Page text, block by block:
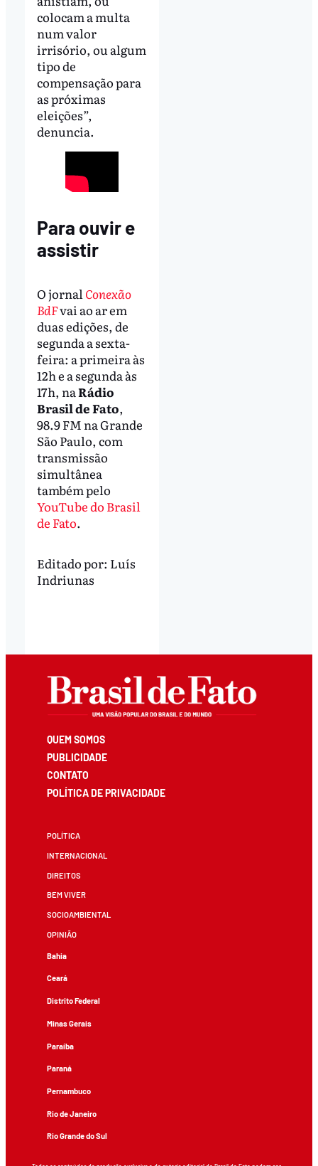
colocam a multa
num valor
irrisório, ou algum
tipo de
compensação para
as próximas
eleições”,
denuncia.
Para ouvir e
assistir
O jornalConexão
BdFvai ao ar em
duas edições, de
segunda a sexta-
feira: a primeira às
12h e a segunda às
17h, naRádio
Brasil de Fato,
98.9 FM na Grande
São Paulo, com
transmissão
simultânea
também pelo
YouTube do Brasil
de Fato.
Editado por: Luís
Indriunas
QUEM SOMOS
PUBLICIDADE
CONTATO
POLÍTICA DE PRIVACIDADE
POLÍTICA
INTERNACIONAL
DIREITOS
BEM VIVER
SOCIOAMBIENTAL
OPINIÃO
Bahia
Ceará
Distrito Federal
Minas Gerais
Paraíba
Paraná
Pernambuco
Rio de Janeiro
Rio Grande do Sul